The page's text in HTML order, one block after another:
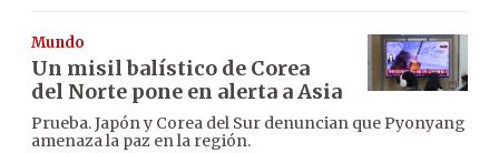
Mundo
Un misil balístico de Corea
del Norte pone en alerta a Asia
Prueba. Japón y Corea del Sur denuncian que Pyonyang
amenaza la paz en la región.